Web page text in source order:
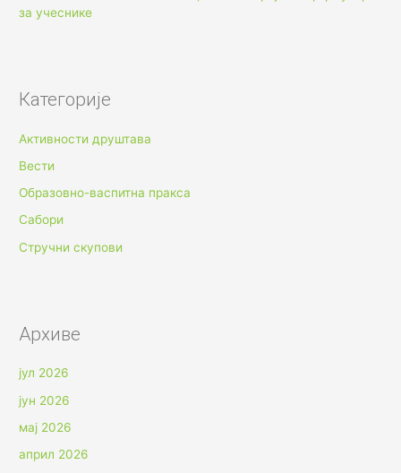
за учеснике
Категорије
Активности друштава
Вести
Образовно-васпитна пракса
Сабори
Стручни скупови
Архиве
јул 2026
јун 2026
мај 2026
април 2026